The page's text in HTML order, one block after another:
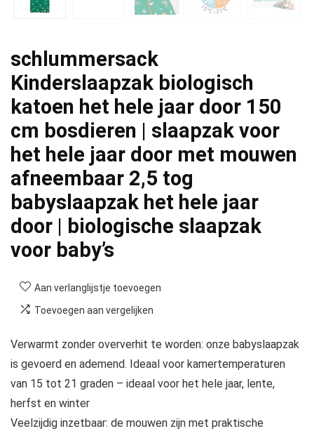
schlummersack
Kinderslaapzak biologisch
katoen het hele jaar door 150
cm bosdieren | slaapzak voor
het hele jaar door met mouwen
afneembaar 2,5 tog
babyslaapzak het hele jaar
door | biologische slaapzak
voor baby’s
Aan verlanglijstje toevoegen
Toevoegen aan vergelijken
Verwarmt zonder oververhit te worden: onze babyslaapzak
is gevoerd en ademend. Ideaal voor kamertemperaturen
van 15 tot 21 graden – ideaal voor het hele jaar, lente,
herfst en winter
Veelzijdig inzetbaar: de mouwen zijn met praktische